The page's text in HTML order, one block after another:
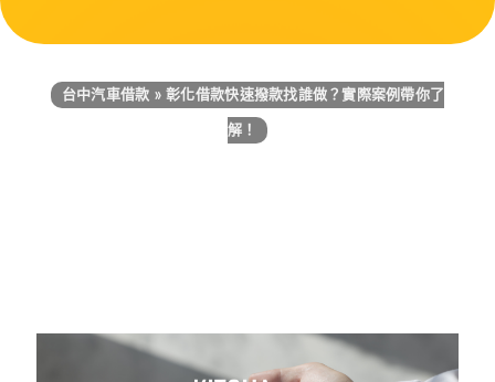
台中汽車借款 »彰化借款快速撥款找誰做？實際案例帶你了
解！